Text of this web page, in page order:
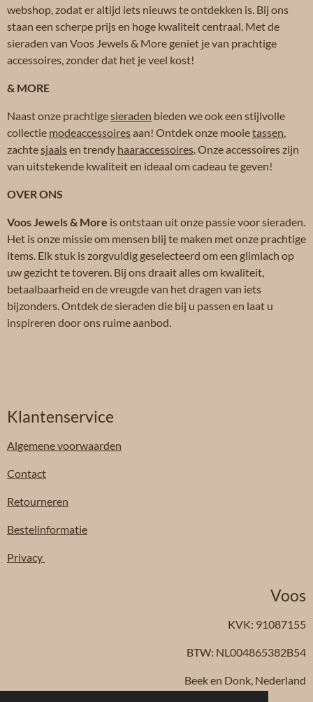
webshop, zodat er altijd iets nieuws te ontdekken is. Bij ons
staan een scherpe prijs en hoge kwaliteit centraal. Met de
sieraden van Voos Jewels & More geniet je van prachtige
accessoires, zonder dat het je veel kost!
& MORE
Naast onze prachtigesieraden bieden we ook een stijlvolle
collectie modeaccessoiresaan! Ontdek onze mooietassen,
zachtesjaalsen trendy haaraccessoires. Onze accessoires zijn
van uitstekende kwaliteit en ideaal om cadeau te geven!
OVER ONS
Voos Jewels & More is ontstaan uit onze passie voor sieraden.
Het is onze missie om mensen blij te maken met onze prachtige
items. Elk stuk is zorgvuldig geselecteerd om een glimlach op
uw gezicht te toveren. Bij ons draait alles om kwaliteit,
betaalbaarheid en de vreugde van het dragen van iets
bijzonders. Ontdek de sieraden die bij u passen en laat u
inspireren door ons ruime aanbod.
Klantenservice
Algemenevoorwaarden
Contact
Retourneren
Bestelinformatie
Privacy
Voos
KVK: 91087155
BTW: NL004865382B54
Beek en Donk, Nederland